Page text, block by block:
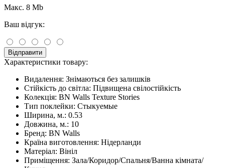
Макс. 8 Mb
Ваш відгук:
Відправити
Характеристики товару:
Видалення: Знімаються без залишків
Стійкість до світла: Підвищена свілостійкість
Колекція: BN Walls Texture Stories
Тип поклейки: Стыкуемые
Ширина, м.: 0.53
Довжина, м.: 10
Бренд: BN Walls
Країна виготовлення: Нідерланди
Матеріал: Вініл
Приміщення: Зала/Коридор/Спальня/Ванна кімната/